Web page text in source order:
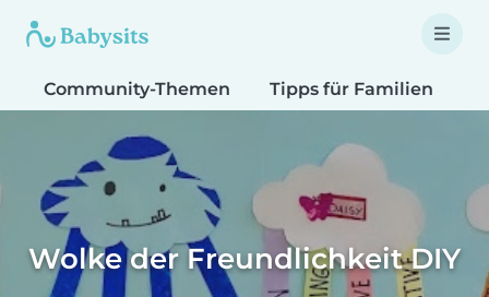
Community-Themen Tipps für Familien
Wolke der Freundlichkeit DIY